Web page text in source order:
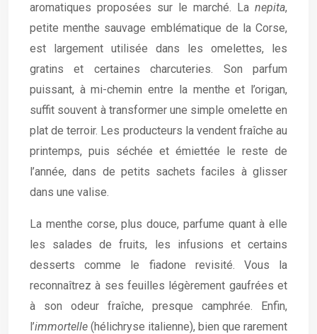
aromatiques proposées sur le marché. La nepita,
petite menthe sauvage emblématique de la Corse,
est largement utilisée dans les omelettes, les
gratins et certaines charcuteries. Son parfum
puissant, à mi-chemin entre la menthe et l’origan,
suffit souvent à transformer une simple omelette en
plat de terroir. Les producteurs la vendent fraîche au
printemps, puis séchée et émiettée le reste de
l’année, dans de petits sachets faciles à glisser
dans une valise.
La menthe corse, plus douce, parfume quant à elle
les salades de fruits, les infusions et certains
desserts comme le fiadone revisité. Vous la
reconnaîtrez à ses feuilles légèrement gaufrées et
à son odeur fraîche, presque camphrée. Enfin,
l’immortelle (hélichryse italienne), bien que rarement